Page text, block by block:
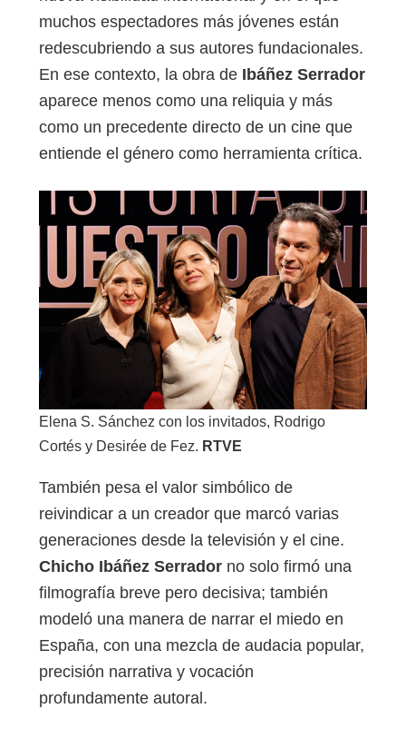
muchos espectadores más jóvenes están
redescubriendo a sus autores fundacionales.
En ese contexto, la obra de Ibáñez Serrador
aparece menos como una reliquia y más
como un precedente directo de un cine que
entiende el género como herramienta crítica.
Elena S. Sánchez con los invitados, Rodrigo
Cortés y Desirée de Fez. RTVE
También pesa el valor simbólico de
reivindicar a un creador que marcó varias
generaciones desde la televisión y el cine.
Chicho Ibáñez Serrador no solo firmó una
filmografía breve pero decisiva; también
modeló una manera de narrar el miedo en
España, con una mezcla de audacia popular,
precisión narrativa y vocación
profundamente autoral.